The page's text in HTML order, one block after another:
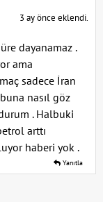
3 ay önce eklendi.
dayanamaz .
ama
sadece İran
nasıl göz
. Halbuki
arttı
haberi yok .
Yanıtla